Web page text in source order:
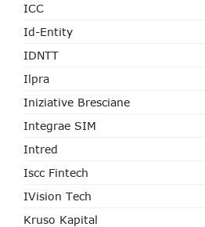
ICC
Id-Entity
IDNTT
Ilpra
Iniziative Bresciane
Integrae SIM
Intred
Iscc Fintech
IVision Tech
Kruso Kapital